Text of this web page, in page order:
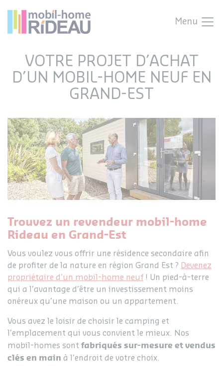
Menu
VOTRE PROJET D’ACHAT
D’UN MOBIL-HOME NEUF EN
GRAND-EST
Trouvez un revendeur mobil-home
Rideau en Grand-Est
Vous voulez vous offrir une résidence secondaire afin
de profiter de la nature en région Grand Est ?
Devenez
propriétaire d’un mobil-home neuf ! Un pied-à-terre
qui a l’avantage d’être un investissement moins
onéreux qu’une maison ou un appartement.
Vous avez le loisir de choisir le camping et
l’emplacement qui vous convient le mieux. Nos
mobil-homes sont fabriqués sur-mesure et vendus
clés en main à l’endroit de votre choix.